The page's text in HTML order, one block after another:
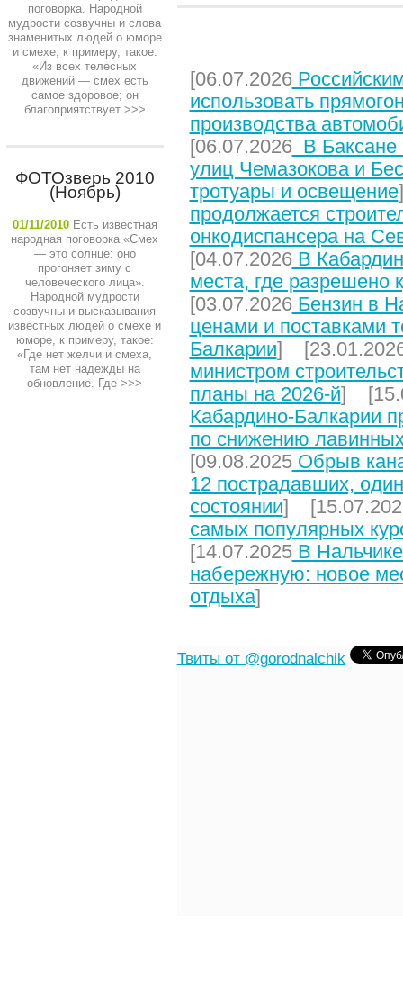
поговорка. Народной
мудрости созвучны и слова
знаменитых людей о юморе
и смехе, к примеру, такое:
«Из всех телесных
движений — смех есть
самое здоровое; он
благоприятствует>>>
ФОТОзверь 2010
(Ноябрь)
01/11/2010 Есть известная
народная поговорка «Смех
— это солнце: оно
прогоняет зиму с
человеческого лица».
Народной мудрости
созвучны и высказывания
известных людей о смехе и
юморе, к примеру, такое:
«Где нет желчи и смеха,
там нет надежды на
обновление. Где >>>
[06.07.2026
использовать
производства
[06.07.2026В Баксане
улиц Чемазокова и
тротуары и освещение
продолжается
онкодиспансера на
[04.07.2026В
места, где разрешено
[03.07.2026Бензин в
ценами и поставками
Балкарии]
министром
планы на 2026-й]
Кабардино-Балкарии
по снижению
[09.08.2025Обрыв
12 пострадавших,
состоянии]
самых популярных
[14.07.2025В
набережную: новое
отдыха]
Твиты от @gorodnalchik